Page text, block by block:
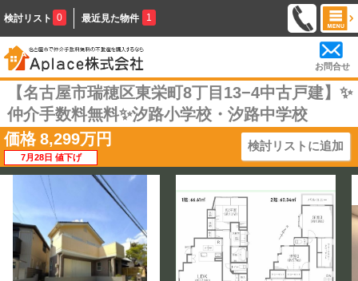
検討リスト 0 最近見た物件 1
お問合せ
【名古屋市瑞穂区東栄町8丁目13−4中古戸建】✨️
仲介手数料無料✨️汐路小学校・汐路中学校
価格 8,299万円
7月28日 値下げ
検討リストに追加